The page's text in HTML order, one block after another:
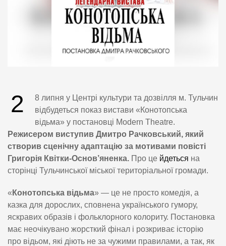
2
8 липня у Центрі культури та дозвілля м. Тульчин
відбудеться показ вистави «Конотопська
відьма» у постановці Modern Theatre.
Режисером виступив Дмитро Рачковський, який
створив сценічну адаптацію за мотивами повісті
Григорія Квітки-Основ’яненка. Про це йдеться на
сторінці Тульчинської міської територіальної громади.
« Конотопська відьма» — це не просто комедія, а
казка для дорослих, сповнена українського гумору,
яскравих образів і фольклорного колориту. Постановка
має неочікувано жорсткий фінал і розкриває історію
про відьом, які діють не за чужими правилами, а так, як